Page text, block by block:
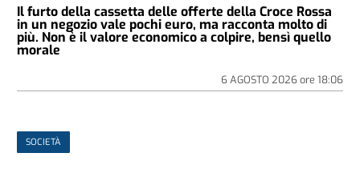
Il furto della cassetta delle offerte della Croce Rossa
in un negozio vale pochi euro, ma racconta molto di
più. Non è il valore economico a colpire, bensì quello
morale
6 AGOSTO 2026ore 18:06
SOCIETÀ